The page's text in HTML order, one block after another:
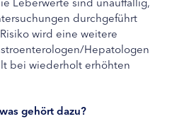
durchgeführt
wird eine weitere
Hepatologen
bei wiederholt erhöhten
gehört dazu?